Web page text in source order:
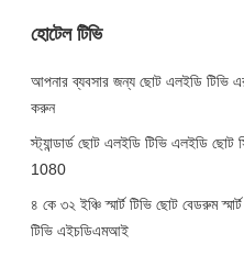
হোটেল টিভি
আপনার ব্যবসার জন্য ছোট এলইডি টিভি
করুন
স্ট্যান্ডার্ড ছোট এলইডি টিভি এলইডি ছোট
1080
৪ কে ৩২ ইঞ্চি স্মার্ট টিভি ছোট বেডরুম
টিভি এইচডিএমআই